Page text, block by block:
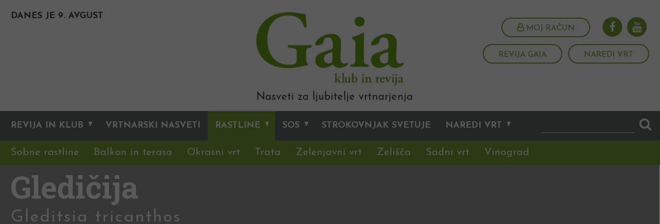
DANES JE 9. AVGUST
MOJ RAČUN
REVIJA GAIA NAREDI VRT
Nasveti za ljubitelje vrtnarjenja
REVIJA IN KLUB VRTNARSKI NASVETI RASTLINE SOS STROKOVNJAK SVETUJE NAREDI VRT
Sobne rastline Balkon in terasa Okrasni vrt Trata Zelenjavni vrt Zelišča Sadni vrt Vinograd
Gledičija
Gleditsia tricanthos